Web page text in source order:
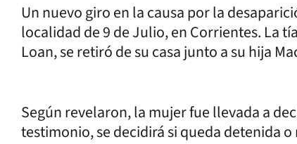
Un nuevo giro en la causa por la
localidad de 9 de Julio, en Corrientes. La
Loan, se retiró de su casa junto a su hija
Según revelaron, la mujer fue llevada a
testimonio, se decidirá si queda detenida o